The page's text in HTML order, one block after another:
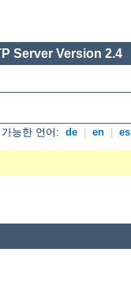
Server Version 2.4
가능한 언어: de en es